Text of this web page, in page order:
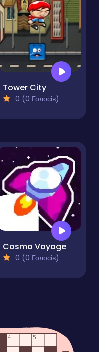
Tower City
0 (0 Голосів)
Cosmo Voyage
0 (0 Голосів)